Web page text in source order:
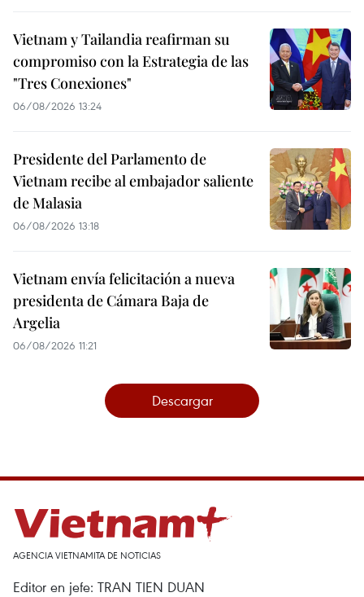
Vietnam y Tailandia reafirman su
compromiso con la Estrategia de las
"Tres Conexiones"
06/08/2026 13:24
Presidente del Parlamento de
Vietnam recibe al embajador saliente
de Malasia
06/08/2026 13:18
Vietnam envía felicitación a nueva
presidenta de Cámara Baja de
Argelia
06/08/2026 11:21
Descargar
AGENCIA VIETNAMITA DE NOTICIAS
Editor en jefe: TRAN TIEN DUAN